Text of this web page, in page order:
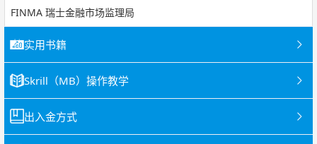
FINMA 瑞士金融市场监理局
实用书籍
Skrill（MB）操作教学
出入金方式